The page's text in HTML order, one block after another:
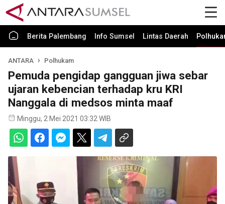
Berita Palembang Info Sumsel Lintas Daerah
ANTARA Polhukam
Pemuda pengidap gangguan jiwa sebar
ujaran kebencian terhadap kru KRI
Nanggala di medsos minta maaf
Minggu, 2 Mei 2021 03:32 WIB